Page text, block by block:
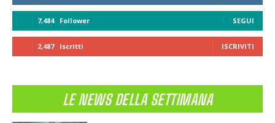
7,484 Follower SEGUI
2,487 Iscritti ISCRIVITI
LE NEWS DELLA SETTIMANA